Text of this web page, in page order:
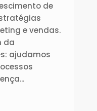
de
e vendas.
da
ajudamos